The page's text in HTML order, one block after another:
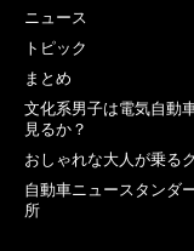
ニュース
トピック
まとめ
文化系男子は電気自動
見るか？
おしゃれな大人が乗る
自動車ニュースタンダ
所